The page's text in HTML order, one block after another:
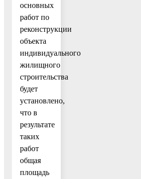
основных
работ по
реконструкции
объекта
индивидуального
жилищного
строительства
будет
установлено,
что в
результате
таких
работ
общая
площадь